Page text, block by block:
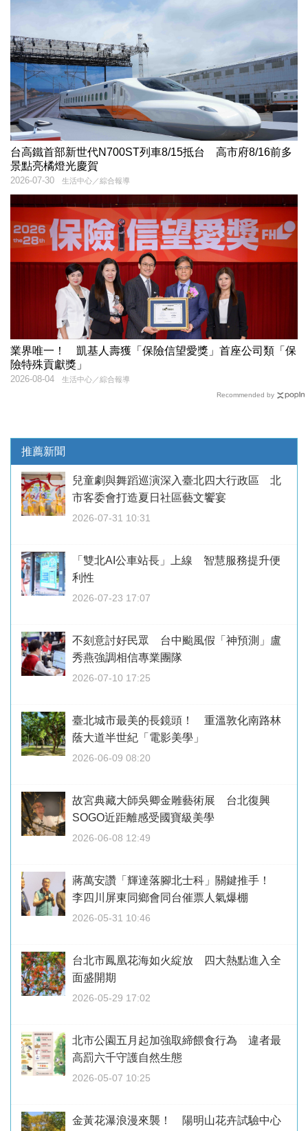
台高鐵首部新世代N700ST列車8/15抵台 高市府8/16前多
景點亮橘燈光慶賀
生活中心／綜合報導
2026-07-30
業界唯一！ 凱基人壽獲「保險信望愛獎」首座公司類「保
險特殊貢獻獎」
生活中心／綜合報導
2026-08-04
Recommended by
推薦新聞
兒童劇與舞蹈巡演深入臺北四大行政區 北
市客委會打造夏日社區藝文饗宴
2026-07-31 10:31
「雙北AI公車站長」上線 智慧服務提升便
利性
2026-07-23 17:07
不刻意討好民眾 台中颱風假「神預測」盧
秀燕強調相信專業團隊
2026-07-10 17:25
臺北城市最美的長鏡頭！ 重溫敦化南路林
蔭大道半世紀「電影美學」
2026-06-09 08:20
故宮典藏大師吳卿金雕藝術展 台北復興
SOGO近距離感受國寶級美學
2026-06-08 12:49
蔣萬安讚「輝達落腳北士科」關鍵推手！
李四川屏東同鄉會同台催票人氣爆棚
2026-05-31 10:46
台北市鳳凰花海如火綻放 四大熱點進入全
面盛開期
2026-05-29 17:02
北市公園五月起加強取締餵食行為 違者最
高罰六千守護自然生態
2026-05-07 10:25
金黃花瀑浪漫來襲！ 陽明山花卉試驗中心